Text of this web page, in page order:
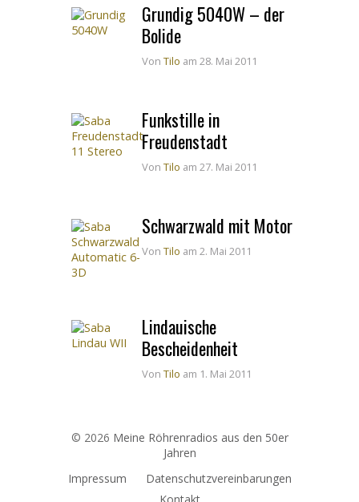
Grundig 5040W – der
Bolide
Von Tilo am 28. Mai 2011
Funkstille in
Freudenstadt
Von Tilo am 27. Mai 2011
Schwarzwald mit Motor
Von Tilo am 2. Mai 2011
Lindauische
Bescheidenheit
Von Tilo am 1. Mai 2011
© 2026 Meine Röhrenradios aus den 50er
Jahren
Impressum
Datenschutzvereinbarungen